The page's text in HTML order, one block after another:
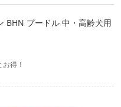
BHN プードル 中・高齢犬用
得！